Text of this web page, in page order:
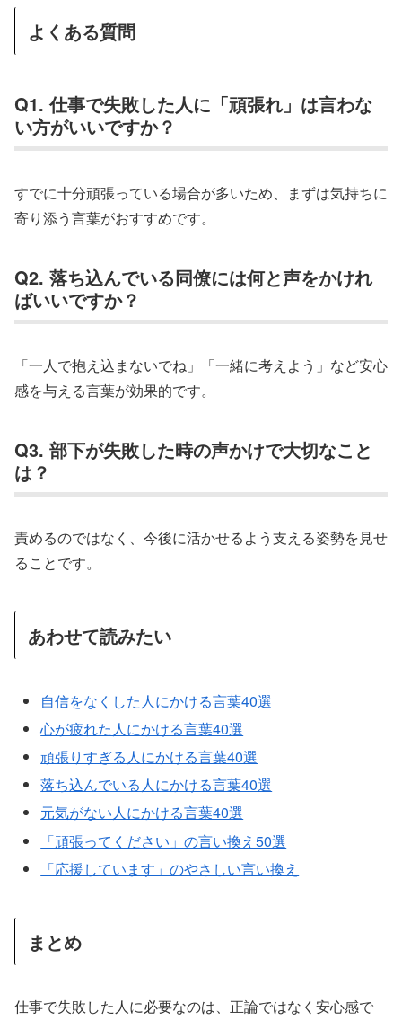
よくある質問
Q1. 仕事で失敗した人に「頑張れ」は言わな
い方がいいですか？
すでに十分頑張っている場合が多いため、まずは気持ちに
寄り添う言葉がおすすめです。
Q2. 落ち込んでいる同僚には何と声をかけれ
ばいいですか？
「一人で抱え込まないでね」「一緒に考えよう」など安心
感を与える言葉が効果的です。
Q3. 部下が失敗した時の声かけで大切なこと
は？
責めるのではなく、今後に活かせるよう支える姿勢を見せ
ることです。
あわせて読みたい
自信をなくした人にかける言葉40選
心が疲れた人にかける言葉40選
頑張りすぎる人にかける言葉40選
落ち込んでいる人にかける言葉40選
元気がない人にかける言葉40選
「頑張ってください」の言い換え50選
「応援しています」のやさしい言い換え
まとめ
仕事で失敗した人に必要なのは、正論ではなく安心感で